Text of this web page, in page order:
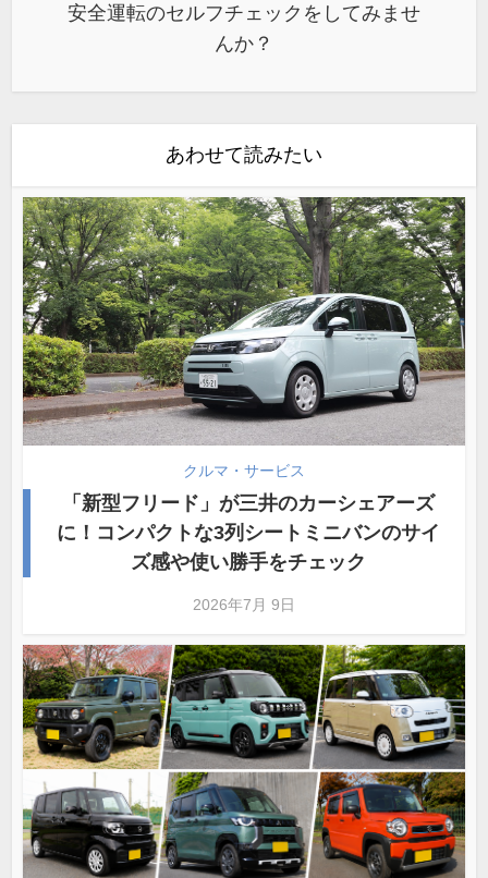
安全運転のセルフチェックをしてみませ
んか？
あわせて読みたい
クルマ・サービス
「新型フリード」が三井のカーシェアーズ
に！コンパクトな3列シートミニバンのサイ
ズ感や使い勝手をチェック
2026年7月 9日